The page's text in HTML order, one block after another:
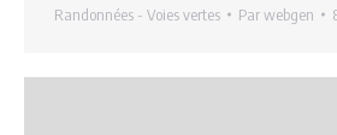
Randonnées - Voies vertes Parwebgen